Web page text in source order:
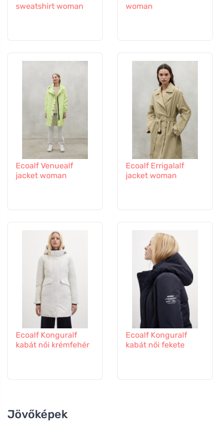
sweatshirt woman
woman
Ecoalf Venuealf
jacket woman
Ecoalf Errigalalf
jacket woman
Ecoalf Konguralf
kabát női krémfehér
Ecoalf Konguralf
kabát női fekete
Jövőképek